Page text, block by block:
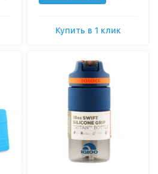
Купить в 1 клик